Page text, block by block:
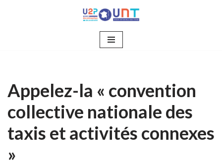
Appelez-la « convention
collective nationale des
taxis et activités connexes
»